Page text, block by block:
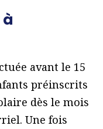
avant le 15
préinscrits
dès le mois
Une fois